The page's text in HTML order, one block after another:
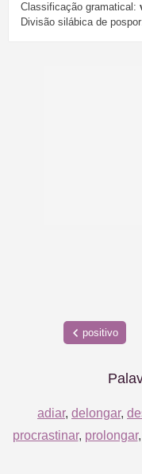
Classificação gramatical:
Divisão silábica de
positivo
adiar, delongar,
procrastinar, prolongar,